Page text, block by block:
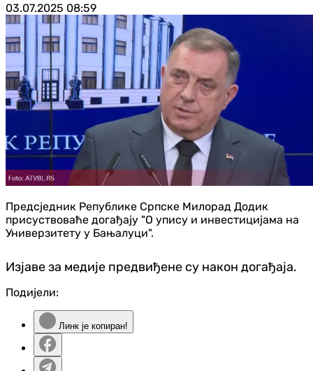
03.07.2025 08:59
Предсједник Републике Српске Милорад Додик
присуствоваће догађају "О упису и инвестицијама на
Универзитету у Бањалуци".
Изјаве за медије предвиђене су након догађаја.
Подијели:
Линк је копиран!